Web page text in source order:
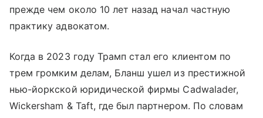
прежде чем около 10 лет назад начал частную
практику адвокатом.
Когда в 2023 году Трамп стал его клиентом по
трем громким делам, Бланш ушел из престижной
нью-йоркской юридической фирмы Cadwalader,
Wickersham & Taft, где был партнером. По словам